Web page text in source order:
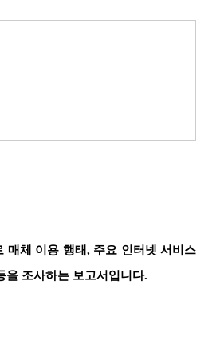
매체 이용 행태, 주요 인터넷 서비스
을 조사하는 보고서입니다.